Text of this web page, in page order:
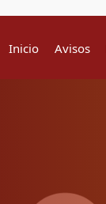
Inicio Avisos